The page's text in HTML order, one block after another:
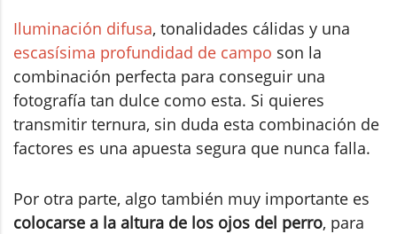
Iluminación difusa, tonalidades cálidas y una
escasísima profundidad de campo son la
combinación perfecta para conseguir una
fotografía tan dulce como esta. Si quieres
transmitir ternura, sin duda esta combinación de
factores es una apuesta segura que nunca falla.
Por otra parte, algo también muy importante es
colocarse a la altura de los ojos del perro, para